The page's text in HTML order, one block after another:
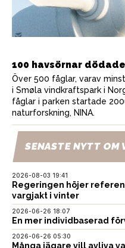
100 havsörnar
Över 500 fåglar, varav
i Smøla vindkraftspark i
fåglar i parken startade
naturforskning, NINA.
SENASTE NYTT OM
2026-08-03 19:41
Regeringen höjer
vargjakt i vinter
2026-06-26 18:07
En mer individbaserad
2026-06-26 05:30
Många jägare vill avliva